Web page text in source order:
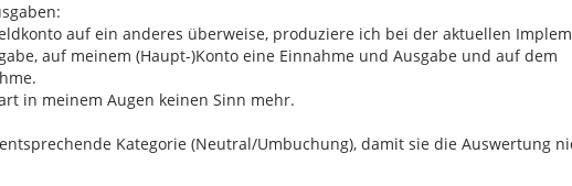
auf ein anderes überweise, produziere ich bei der aktuellen
auf meinem (Haupt-)Konto eine Einnahme und Ausgabe und auf dem
in meinem Augen keinen Sinn mehr.
Kategorie (Neutral/Umbuchung), damit sie die Auswertung